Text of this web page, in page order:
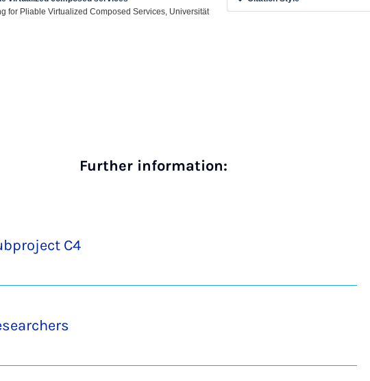
Further information:
C4